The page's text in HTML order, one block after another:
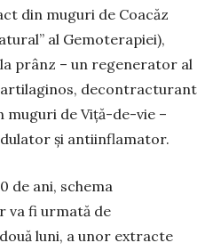
din muguri de Coacăz
al Gemoterapiei),
prânz – un regenerator al
decontracturant
muguri de Vi­ță-de-vie –
și antiinflamator.
de ani, schema
va fi urmată de
luni, a unor extracte